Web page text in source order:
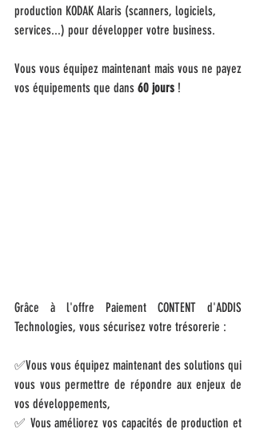
production KODAK Alaris (scanners, logiciels,
services...) pour développer votre business.
Vous vous équipez maintenant mais vous ne payez
vos équipements que dans 60 jours !
Grâce à l'offre Paiement CONTENT d'ADDIS
Technologies, vous sécurisez votre trésorerie :
✅Vous vous équipez maintenant des solutions qui
vous vous permettre de répondre aux enjeux de
vos développements,
✅ Vous améliorez vos capacités de production et